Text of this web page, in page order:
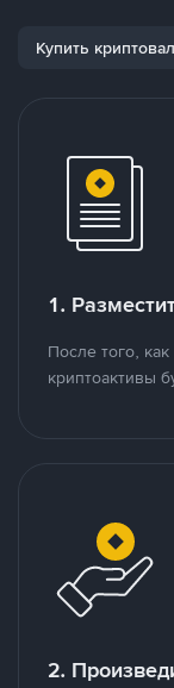
Купить
1.
После того,
криптоактивы
2.